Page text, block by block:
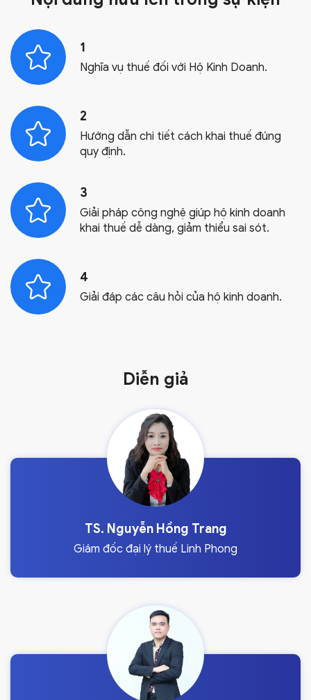
1
Nghĩa vụ thuế đối với Hộ Kinh Doanh.
2
Hướng dẫn chi tiết cách khai thuế đúng
quy định.
3
Giải pháp công nghệ giúp hộ kinh doanh
khai thuế dễ dàng, giảm thiểu sai sót.
4
Giải đáp các câu hỏi của hộ kinh doanh.
Diễn giả
TS. Nguyễn Hồng Trang
Giám đốc đại lý thuế Linh Phong